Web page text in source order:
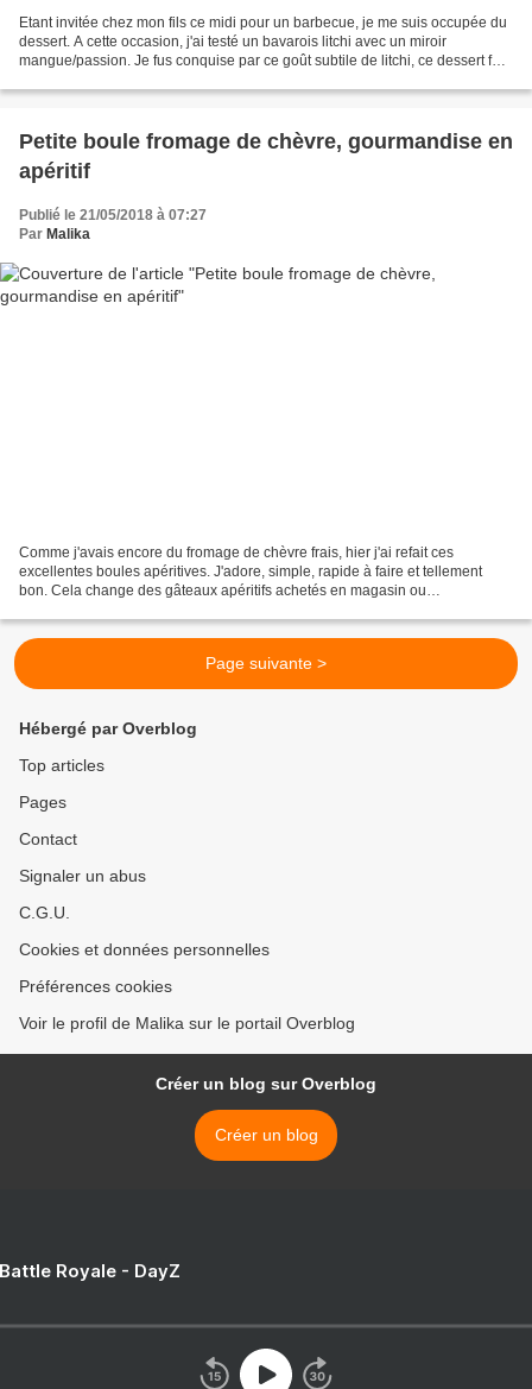
Etant invitée chez mon fils ce midi pour un barbecue, je me suis occupée du
dessert. A cette occasion, j'ai testé un bavarois litchi avec un miroir
mangue/passion. Je fus conquise par ce goût subtile de litchi, ce dessert fut
Petite boule fromage de chèvre, gourmandise en
apéritif
Publié le 21/05/2018 à 07:27
Par Malika
Comme j'avais encore du fromage de chèvre frais, hier j'ai refait ces
excellentes boules apéritives. J'adore, simple, rapide à faire et tellement
bon. Cela change des gâteaux apéritifs achetés en magasin ou
Page suivante >
Hébergé par Overblog
Top articles
Pages
Contact
Signaler un abus
C.G.U.
Cookies et données personnelles
Préférences cookies
Voir le profil de Malika sur le portail Overblog
Créer un blog sur Overblog
Créer un blog
Royale - DayZ